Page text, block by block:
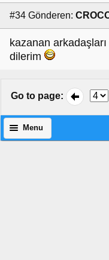
#34 Gönderen:
kazanan
dilerim
Go to page:
Menu